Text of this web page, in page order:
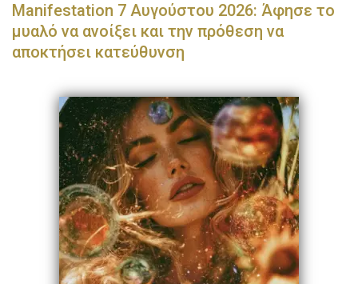
Manifestation 7 Αυγούστου 2026: Άφησε το
μυαλό να ανοίξει και την πρόθεση να
αποκτήσει κατεύθυνση